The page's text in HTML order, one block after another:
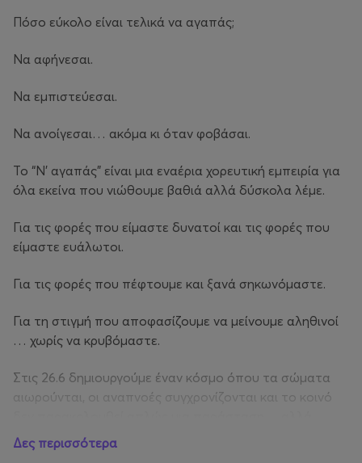
Πόσο εύκολο είναι τελικά να αγαπάς;
Να αφήνεσαι.
Να εμπιστεύεσαι.
Να ανοίγεσαι… ακόμα κι όταν φοβάσαι.
Το “Ν’ αγαπάς” είναι μια εναέρια χορευτική εμπειρία για
όλα εκείνα που νιώθουμε βαθιά αλλά δύσκολα λέμε.
Για τις φορές που είμαστε δυνατοί και τις φορές που
είμαστε ευάλωτοι.
Για τις φορές που πέφτουμε και ξανά σηκωνόμαστε.
Για τη στιγμή που αποφασίζουμε να μείνουμε αληθινοί
… χωρίς να κρυβόμαστε.
Στις 26.6 δημιουργούμε έναν κόσμο όπου τα σώματα
αιωρούνται, οι αναπνοές συγχρονίζονται και το κοινό
γίνεται μέρος της.
Δες περισσότερα